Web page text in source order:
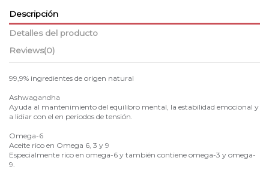
Descripción
Detalles del producto
Reviews(0)
99,9% ingredientes de origen natural
Ashwagandha
Ayuda al mantenimiento del equilibro mental, la estabilidad emocional y
a lidiar con el en periodos de tensión.
Omega-6
Aceite rico en Omega 6, 3 y 9
Especialmente rico en omega-6 y también contiene omega-3 y omega-
9.